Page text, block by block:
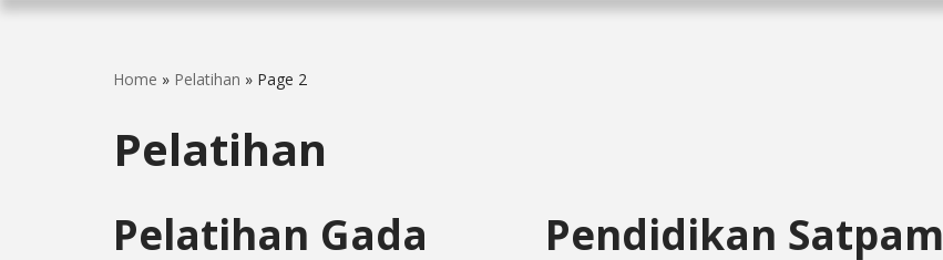
Home » Pelatihan » Page 2
Pelatihan
Pelatihan Gada
Pendidikan Satpam